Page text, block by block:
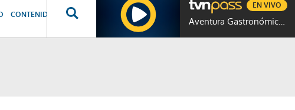
CONTENIDOS ESPECIALES NOVELAS GENTE TVN
Aventura Gastronómica Colombia
EN VIVO